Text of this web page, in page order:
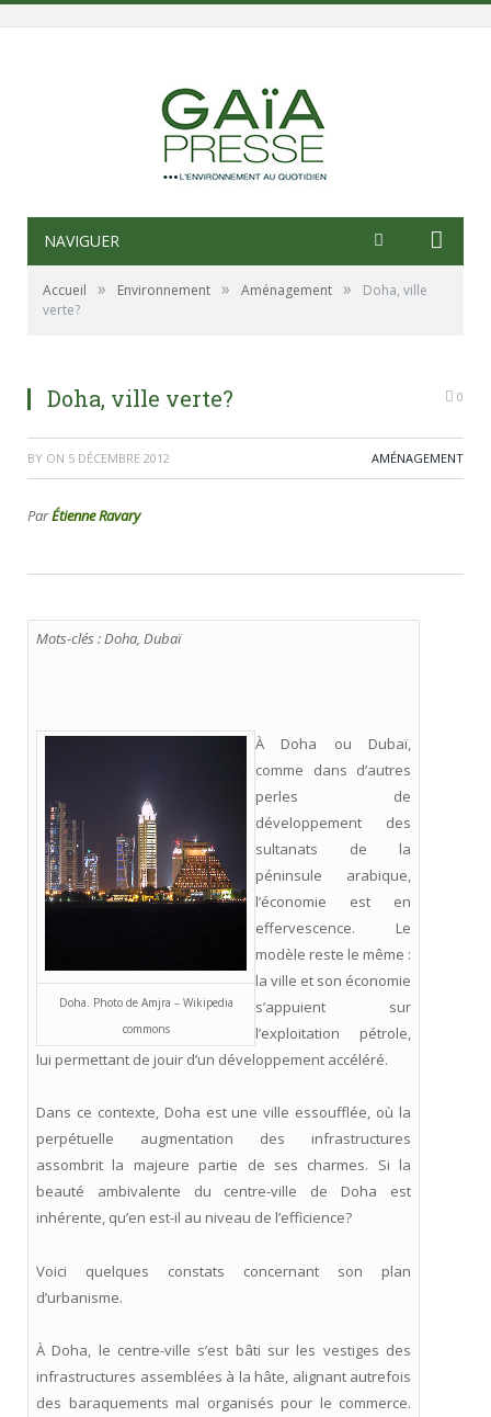
NAVIGUER
Accueil » Environnement » Aménagement »
Doha, ville
verte?
Doha, ville verte? 0
BY ON 5 DÉCEMBRE 2012 AMÉNAGEMENT
ParÉtienne Ravary
Mots-clés : Doha, Dubaï
Doha. Photo de Amjra – Wikipedia
commons
À Doha ou Dubaï,
comme dans d’autres
perles de
développement des
sultanats de la
péninsule arabique,
l’économie est en
effervescence. Le
modèle reste le même :
la ville et son économie
s’appuient sur
l’exploitation pétrole,
lui permettant de jouir d’un développement accéléré.
Dans ce contexte, Doha est une ville essoufflée, où la
perpétuelle augmentation des infrastructures
assombrit la majeure partie de ses charmes. Si la
beauté ambivalente du centre-ville de Doha est
inhérente, qu’en est-il au niveau de l’efficience?
Voici quelques constats concernant son plan
d’urbanisme.
À Doha, le centre-ville s’est bâti sur les vestiges des
infrastructures assemblées à la hâte, alignant autrefois
des baraquements mal organisés pour le commerce.